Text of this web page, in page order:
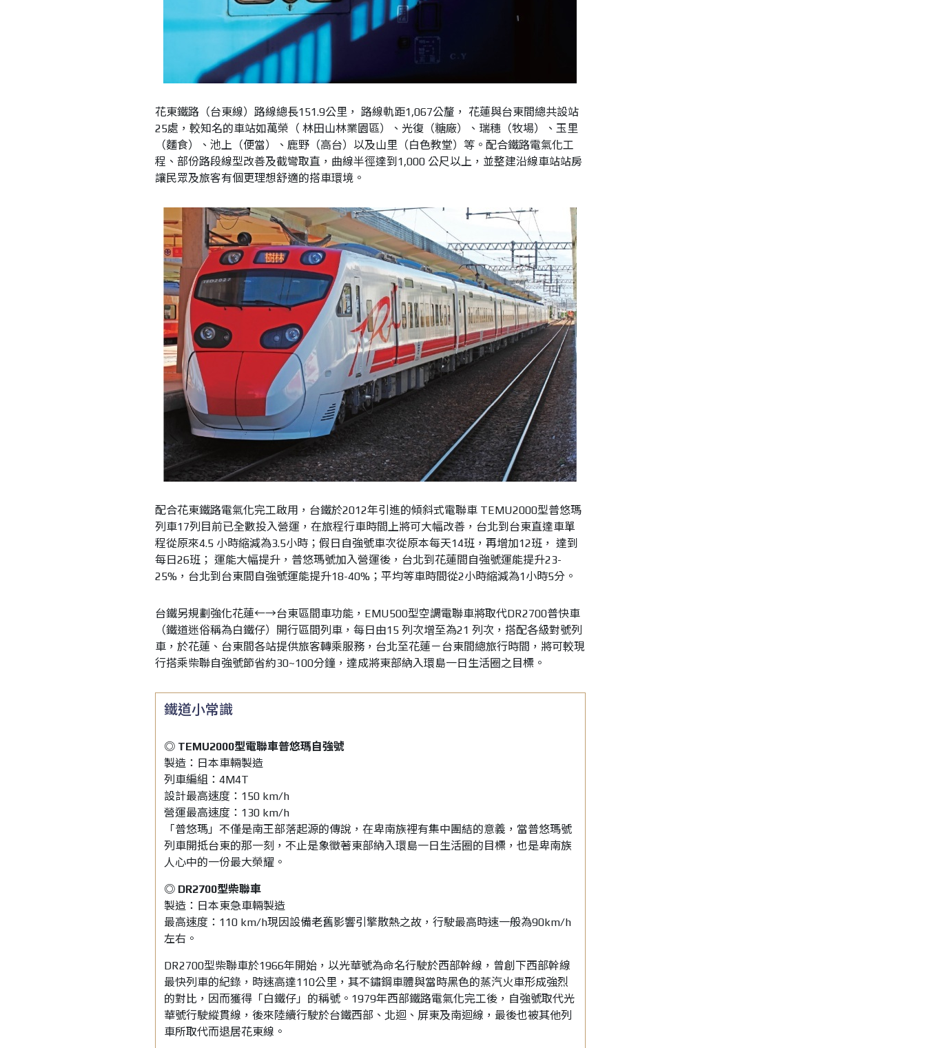
花東鐵路（台東線）路線總長151.9公里， 路線軌距1,067公釐， 花蓮與台東間總共設站
25處，較知名的車站如萬榮（ 林田山林業園區）、光復（糖廠）、瑞穗（牧場）、玉里
（麵食）、池上（便當）、鹿野（高台）以及山里（白色教堂）等。配合鐵路電氣化工
程、部份路段線型改善及截彎取直，曲線半徑達到1,000 公尺以上，並整建沿線車站站房
讓民眾及旅客有個更理想舒適的搭車環境。
配合花東鐵路電氣化完工啟用，台鐵於2012年引進的傾斜式電聯車 TEMU2000型普悠瑪
列車17列目前已全數投入營運，在旅程行車時間上將可大幅改善，台北到台東直達車單
程從原來4.5 小時縮減為3.5小時；假日自強號車次從原本每天14班，再增加12班， 達到
每日26班； 運能大幅提升，普悠瑪號加入營運後，台北到花蓮間自強號運能提升23-
25%，台北到台東間自強號運能提升18-40%；平均等車時間從2小時縮減為1小時5分。
台鐵另規劃強化花蓮←→台東區間車功能，EMU500型空調電聯車將取代DR2700普快車
（鐵道迷俗稱為白鐵仔）開行區間列車，每日由15 列次增至為21 列次，搭配各級對號列
車，於花蓮、台東間各站提供旅客轉乘服務，台北至花蓮－台東間總旅行時間，將可較現
行搭乘柴聯自強號節省約30~100分鐘，達成將東部納入環島一日生活圈之目標。
鐵道小常識
◎ TEMU2000型電聯車普悠瑪自強號
製造：日本車輛製造
列車編組：4M4T
設計最高速度：150 km/h
營運最高速度：130 km/h
「普悠瑪」不僅是南王部落起源的傳說，在卑南族裡有集中團結的意義，當普悠瑪號
列車開抵台東的那一刻，不止是象徵著東部納入環島一日生活圈的目標，也是卑南族
人心中的一份最大榮耀。
◎ DR2700型柴聯車
製造：日本東急車輛製造
最高速度：110 km/h現因設備老舊影響引擎散熱之故，行駛最高時速一般為90km/h
左右。
DR2700型柴聯車於1966年開始，以光華號為命名行駛於西部幹線，曾創下西部幹線
最快列車的紀錄，時速高達110公里，其不鏽鋼車體與當時黑色的蒸汽火車形成強烈
的對比，因而獲得「白鐵仔」的稱號。1979年西部鐵路電氣化完工後，自強號取代光
華號行駛縱貫線，後來陸續行駛於台鐵西部、北迴、屏東及南迴線，最後也被其他列
車所取代而退居花東線。